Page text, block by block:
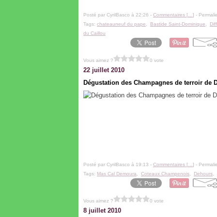
Posté par CyrilBasco à 22:26 - Commentaires [ ] -
Tags: chateauneuf du pape Bastide Saint-Dominique
du Caillou
Vous aimez ? 0 vote
22 juillet 2010
Dégustation des Champagnes de terroir de
Posté par CyrilBasco à 19:13 - Commentaires [ ] -
Tags: Mas Cal Demoura Coteaux Champenois Dehours
Vous aimez ? 0 vote
8 juillet 2010